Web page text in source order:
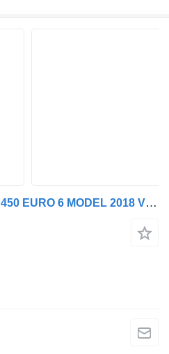
Volvo REMCILINDER FM 450 EURO 6 MODEL 2018 VOORZIJDEN 21752714 hoofdremcilinder voor vrachtwagen